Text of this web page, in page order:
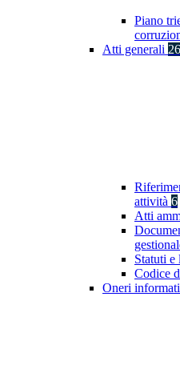
Piano
Atti generali 26
attività 6
Atti
Statuti e
Codice
Oneri